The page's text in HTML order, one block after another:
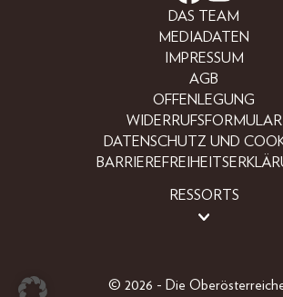
DAS TEAM
MEDIADATEN
IMPRESSUM
AGB
OFFENLEGUNG
WIDERRUFSFORMULAR
DATENSCHUTZ UND
RESSORTS
© 2026 - Die